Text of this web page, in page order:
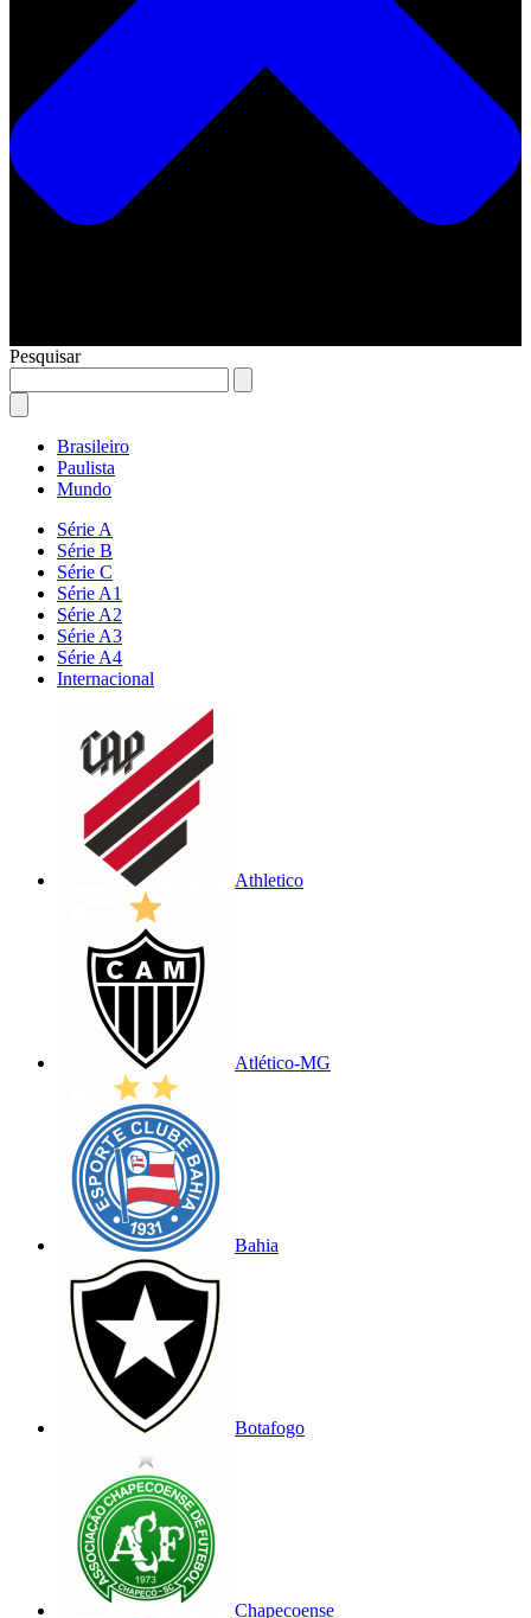
Pesquisar
Brasileiro
Paulista
Mundo
Série A
Série B
Série C
Série A1
Série A2
Série A3
Série A4
Internacional
Athletico
Atlético-MG
Bahia
Botafogo
Chapecoense